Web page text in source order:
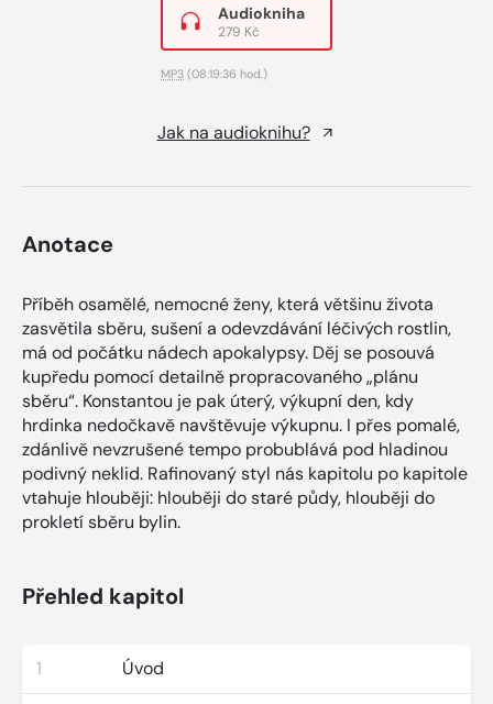
Audiokniha
279 Kč
MP3 (08:19:36 hod.)
Jak na audioknihu?
Anotace
Příběh osamělé, nemocné ženy, která většinu života
zasvětila sběru, sušení a odevzdávání léčivých rostlin,
má od počátku nádech apokalypsy. Děj se posouvá
kupředu pomocí detailně propracovaného „plánu
sběru“. Konstantou je pak úterý, výkupní den, kdy
hrdinka nedočkavě navštěvuje výkupnu. I přes pomalé,
zdánlivě nevzrušené tempo probublává pod hladinou
podivný neklid. Rafinovaný styl nás kapitolu po kapitole
vtahuje hlouběji: hlouběji do staré půdy, hlouběji do
prokletí sběru bylin.
Přehled kapitol
1 Úvod